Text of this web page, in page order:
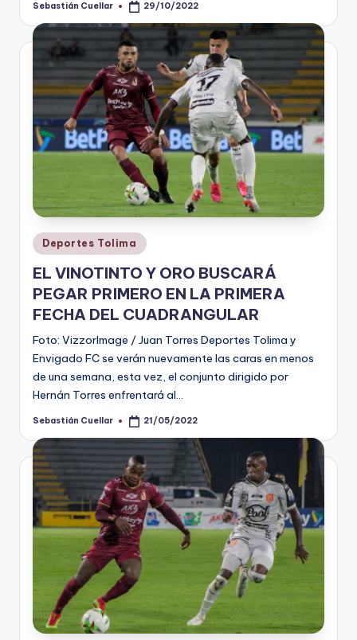
Publicado
Sebastián Cuellar 29/10/2022
Publicado
en
Deportes Tolima
EL VINOTINTO Y ORO BUSCARÁ
PEGAR PRIMERO EN LA PRIMERA
FECHA DEL CUADRANGULAR
Foto: VizzorImage / Juan Torres Deportes Tolima y
Envigado FC se verán nuevamente las caras en menos
de una semana, esta vez, el conjunto dirigido por
Hernán Torres enfrentará al…
Publicado
Sebastián Cuellar 21/05/2022